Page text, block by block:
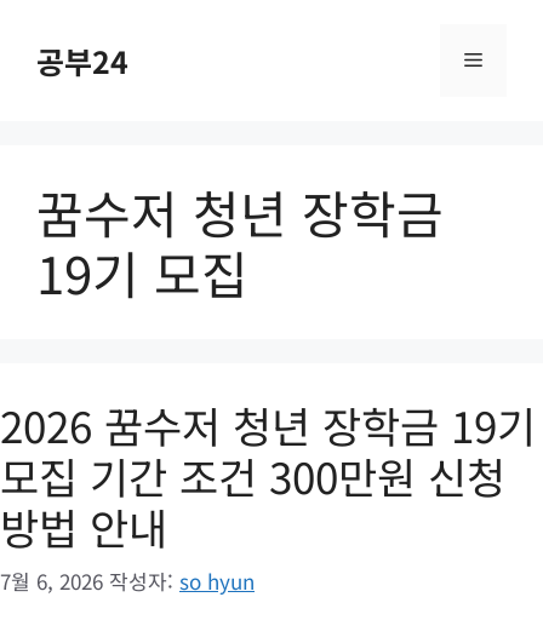
공부24 메
꿈수저 청년 장학금
19기 모집
2026 꿈수저 청년 장학금 19기
모집 기간 조건 300만원 신청
방법 안내
7월 6, 2026 작성자: so hyun